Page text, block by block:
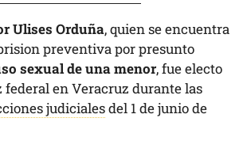
Ulises Orduña, quien se encuentra
preventiva por presunto
sexual de una menor, fue electo
federal en Veracruz durante las
judicialesdel 1 de junio de